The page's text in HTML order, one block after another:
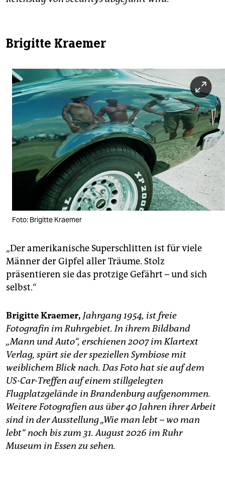
Brigitte Kraemer
Foto: Brigitte Kraemer
„Der amerikanische Superschlitten ist für viele
Männer der Gipfel aller Träume. Stolz
präsentieren sie das protzige Gefährt – und sich
selbst.“
Brigitte Kraemer, Jahrgang 1954, ist freie
Fotografin im Ruhrgebiet. In ihrem Bildband
„Mann und Auto“, erschienen 2007 im Klartext
Verlag, spürt sie der speziellen Symbiose mit
weiblichem Blick nach. Das Foto hat sie auf dem
US-Car-Treffen auf einem stillgelegten
Flugplatzgelände in Brandenburg aufgenommen.
Weitere Fotografien aus über 40 Jahren ihrer Arbeit
sind in der Ausstellung „Wie man lebt – wo man
lebt“ noch bis zum 31. August 2026 im Ruhr
Museum in Essen zu sehen.